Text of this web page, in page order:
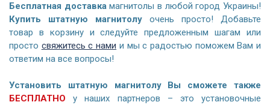
Бесплатная доставкамагнитолы в любой город Украины!
Купить штатную магнитолу очень просто! Добавьте
товар в корзину и следуйте предложенным шагам или
просто свяжитесь с нами и мы с радостью поможем Вам и
ответим на все вопросы!
Установить штатную магнитолу Вы сможете также
БЕСПЛАТНО у наших партнеров – это установочные